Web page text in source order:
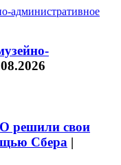
решили свои
Сбера |